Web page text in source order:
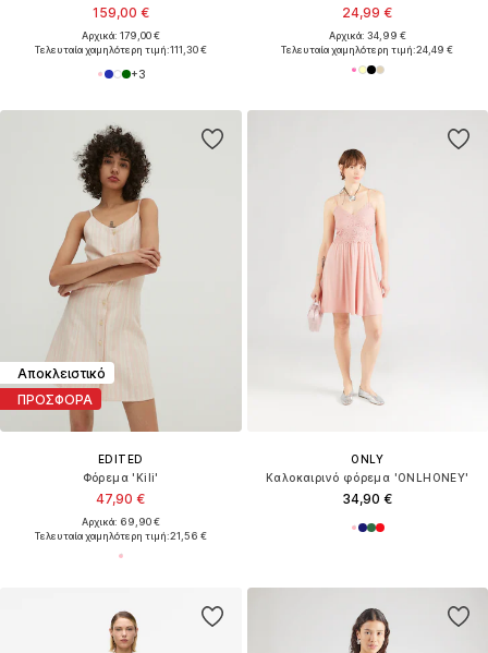
159,00 €
Αρχικά: 179,00 €
Τελευταία χαμηλότερη τιμή:111,30 €
+3
24,99 €
Αρχικά: 34,99 €
Τελευταία χαμηλότερη τιμή:24,49 €
Αποκλειστικό
ΠΡΟΣΦΟΡΑ
EDITED
Φόρεμα 'Kili'
47,90 €
Αρχικά: 69,90 €
Τελευταία χαμηλότερη τιμή:21,56 €
ONLY
Καλοκαιρινό φόρεμα 'ONLHONEY'
34,90 €